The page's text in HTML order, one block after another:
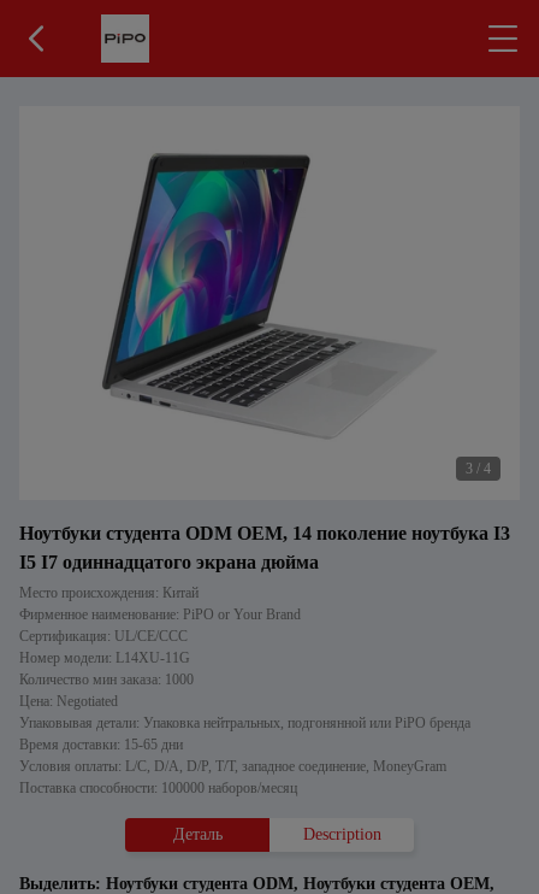
3 / 4
Ноутбуки студента ODM OEM, 14 поколение ноутбука I3
I5 I7 одиннадцатого экрана дюйма
Место происхождения: Китай
Фирменное наименование: PiPO or Your Brand
Сертификация: UL/CE/CCC
Номер модели: L14XU-11G
Количество мин заказа: 1000
Цена: Negotiated
Упаковывая детали: Упаковка нейтральных, подгонянной или PiPO бренда
Время доставки: 15-65 дни
Условия оплаты: L/C, D/A, D/P, T/T, западное соединение, MoneyGram
Поставка способности: 100000 наборов/месяц
Деталь Description
Выделить: Ноутбуки студента ODM, Ноутбуки студента OEM,